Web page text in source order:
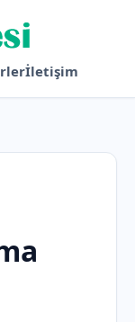
İletişim